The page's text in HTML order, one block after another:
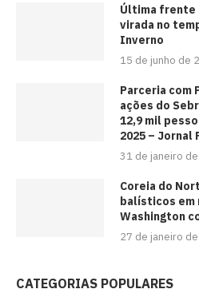
Última frente
virada no
Inverno
15 de junho de
Parceria com
ações do
12,9 mil
2025 – Jornal
31 de janeiro
Coreia do
balísticos em
Washington
27 de janeiro
CATEGORIAS POPULARES